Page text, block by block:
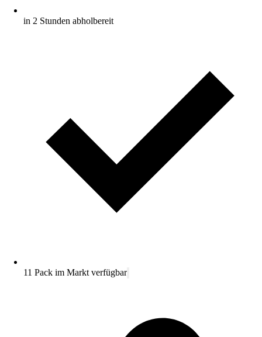
in 2 Stunden abholbereit
11 Pack im Markt verfügbar